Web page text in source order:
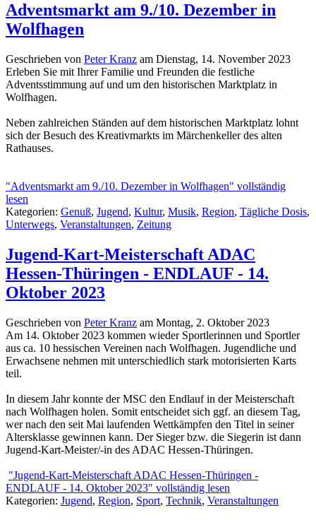
Adventsmarkt am 9./10. Dezember in
Wolfhagen
Geschrieben von Peter Kranz am Dienstag, 14. November 2023
Erleben Sie mit Ihrer Familie und Freunden die festliche
Adventsstimmung auf und um den historischen Marktplatz in
Wolfhagen.
Neben zahlreichen Ständen auf dem historischen Marktplatz lohnt
sich der Besuch des Kreativmarkts im Märchenkeller des alten
Rathauses.
"Adventsmarkt am 9./10. Dezember in Wolfhagen" vollständig
lesen
Kategorien: Genuß, Jugend, Kultur, Musik, Region, Tägliche Dosis,
Unterwegs, Veranstaltungen, Zeitung
Jugend-Kart-Meisterschaft ADAC
Hessen-Thüringen - ENDLAUF - 14.
Oktober 2023
Geschrieben von Peter Kranz am Montag, 2. Oktober 2023
Am 14. Oktober 2023 kommen wieder Sportlerinnen und Sportler
aus ca. 10 hessischen Vereinen nach Wolfhagen. Jugendliche und
Erwachsene nehmen mit unterschiedlich stark motorisierten Karts
teil.
In diesem Jahr konnte der MSC den Endlauf in der Meisterschaft
nach Wolfhagen holen. Somit entscheidet sich ggf. an diesem Tag,
wer nach den seit Mai laufenden Wettkämpfen den Titel in seiner
Altersklasse gewinnen kann. Der Sieger bzw. die Siegerin ist dann
Jugend-Kart-Meister/-in des ADAC Hessen-Thüringen.
"Jugend-Kart-Meisterschaft ADAC Hessen-Thüringen -
ENDLAUF - 14. Oktober 2023" vollständig lesen
Kategorien: Jugend, Region, Sport, Technik, Veranstaltungen